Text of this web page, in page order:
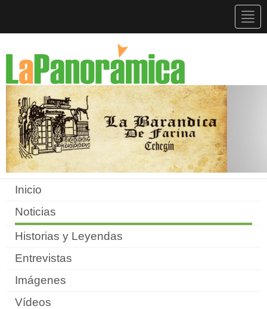
Inicio
Noticias
Historias y Leyendas
Entrevistas
Imágenes
Vídeos